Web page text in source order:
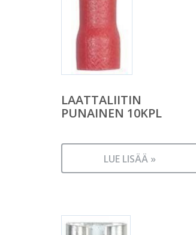
LAATTALIITIN
PUNAINEN 10KPL
LUE LISÄÄ »